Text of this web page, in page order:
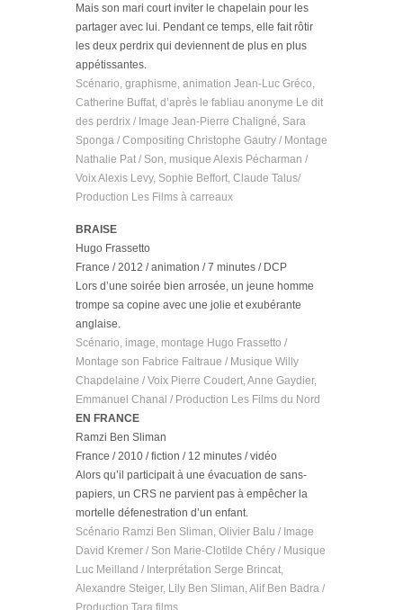
Mais son mari court inviter le chapelain pour les
partager avec lui. Pendant ce temps, elle fait rôtir
les deux perdrix qui deviennent de plus en plus
appétissantes.
Scénario, graphisme, animation Jean-Luc Gréco,
Catherine Buffat, d’après le fabliau anonyme Le dit
des perdrix / Image Jean-Pierre Chaligné, Sara
Sponga / Compositing Christophe Gautry / Montage
Nathalie Pat / Son, musique Alexis Pécharman /
Voix Alexis Levy, Sophie Beffort, Claude Talus/
Production Les Films à carreaux
BRAISE
Hugo Frassetto
France / 2012 / animation / 7 minutes / DCP
Lors d’une soirée bien arrosée, un jeune homme
trompe sa copine avec une jolie et exubérante
anglaise.
Scénario, image, montage Hugo Frassetto /
Montage son Fabrice Faltraue / Musique Willy
Chapdelaine / Voix Pierre Coudert, Anne Gaydier,
Emmanuel Chanal / Production Les Films du Nord
EN FRANCE
Ramzi Ben Sliman
France / 2010 / fiction / 12 minutes / vidéo
Alors qu’il participait à une évacuation de sans-
papiers, un CRS ne parvient pas à empêcher la
mortelle défenestration d’un enfant.
Scénario Ramzi Ben Sliman, Olivier Balu / Image
David Kremer / Son Marie-Clotilde Chéry / Musique
Luc Meilland / Interprétation Serge Brincat,
Alexandre Steiger, Lily Ben Sliman, Alif Ben Badra /
Production Tara films